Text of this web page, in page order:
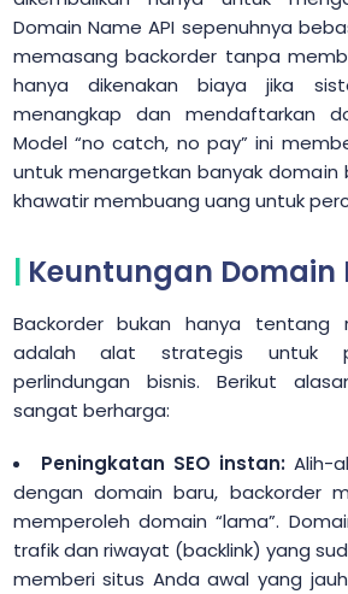
Domain Name API sepenuhnya
memasang backorder tanpa
hanya dikenakan biaya jika
menangkap dan mendaftarkan
Model “no catch, no pay” ini
untuk menargetkan banyak domain
khawatir membuang uang untuk
Keuntungan Domain
Backorder bukan hanya tentang
adalah alat strategis untuk
perlindungan bisnis. Berikut
sangat berharga:
Peningkatan SEO instan: Alih-
dengan domain baru, backorder
memperoleh domain “lama”.
trafik dan riwayat (backlink) yang
memberi situs Anda awal yang